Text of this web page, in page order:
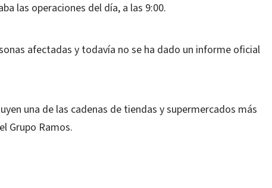
las operaciones del día, a las 9:00.
afectadas y todavía no se ha dado un informe oficial
una de las cadenas de tiendas y supermercados más
Grupo Ramos.